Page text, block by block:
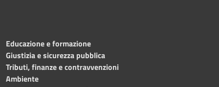
Educazione e formazione
Giustizia e sicurezza pubblica
Tributi, finanze e contravvenzioni
Ambiente